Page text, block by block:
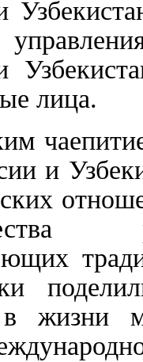
лица.
и
жизни